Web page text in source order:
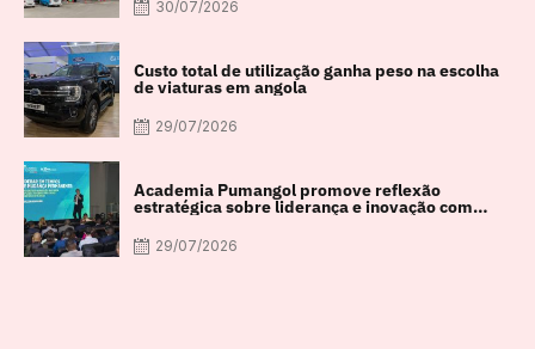
30/07/2026
Custo total de utilização ganha peso na escolha
de viaturas em angola
29/07/2026
Academia Pumangol promove reflexão
estratégica sobre liderança e inovação com
especialista internacional Nadim Habib
29/07/2026